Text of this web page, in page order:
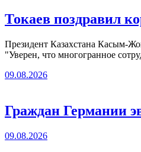
Токаев поздравил
Президент Казахстана Касым-
"Уверен, что многогранное
09.08.2026
Граждан Германии
09.08.2026